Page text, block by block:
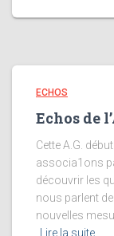
ECHOS
Echos de
Cette A.G.
associa1ons
découvrir les
nous parlent
nouvelles
Lire la suite…